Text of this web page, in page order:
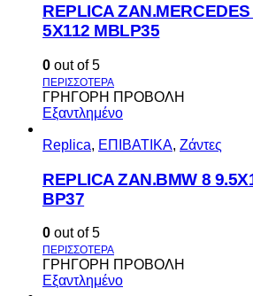
REPLICA
5X112 MBLP35
0 out of 5
ΓΡΗΓΟΡΗ ΠΡΟΒΟΛΗ
Εξαντλημένο
Replica, ΕΠΙΒΑΤΙΚΑ, Ζάντες
REPLICA ZAN.BMW 8
BP37
0 out of 5
ΓΡΗΓΟΡΗ ΠΡΟΒΟΛΗ
Εξαντλημένο